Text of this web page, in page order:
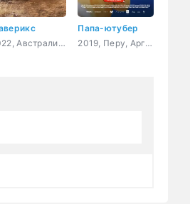
2022, Австралия, драма, семейный, спорт
Папа-ютубер
2019, Перу, Аргентина, комедия